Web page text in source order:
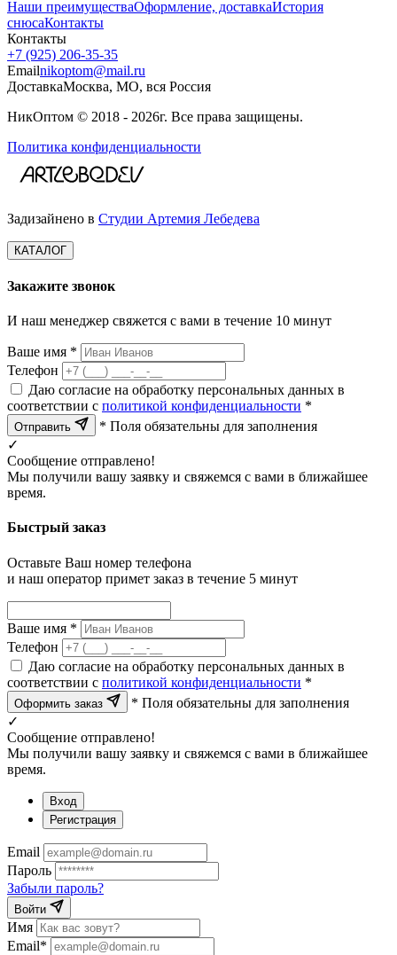
Наши преимуществаОформление, доставкаИстория
снюсаКонтакты
Контакты
+7 (925) 206‑35‑35
Emailnikoptom@mail.ru
ДоставкаМосква, МО, вся Россия
НикОптом © 2018 - 2026г. Все права защищены.
Политика конфиденциальности
Задизайнено в Студии Артемия Лебедева
КАТАЛОГ
Закажите звонок
И наш менеджер свяжется с вами в течение 10 минут
Ваше имя *
Телефон
Даю согласие на обработку персональных данных в
соответствии с политикой конфиденциальности *
Отправить
* Поля обязательны для заполнения
✓
Сообщение отправлено!
Мы получили вашу заявку и свяжемся с вами в ближайшее
время.
Быстрый заказ
Оставьте Ваш номер телефона
и наш оператор примет заказ в течение 5 минут
Ваше имя *
Телефон
Даю согласие на обработку персональных данных в
соответствии с политикой конфиденциальности *
Оформить заказ
* Поля обязательны для заполнения
✓
Сообщение отправлено!
Мы получили вашу заявку и свяжемся с вами в ближайшее
время.
Вход
Регистрация
Email
Пароль
Забыли пароль?
Войти
Имя
Email*